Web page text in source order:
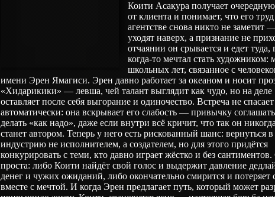
Коити Асакура получает
от клиента и понимает, что его труд
агентстве снова никто не заметит
уходят наверх, а признание не
отчаянии он срывается и едет туда,
когда‑то мечтал стать художником:
школьных лет, связанное с
имени Эрен Ямагиси. Эрен давно работает за океаном и носит
«Хидарикики» — левша, чей талант выглядит как чудо, но на деле
оставляет после себя выгорание и одиночество. Встреча не
автоматически: она вскрывает его слабость — привычку
делать «как надо», даже если внутри всё кричит, что так он
станет автором. Теперь у него есть рискованный шанс: вернуться в
индустрию не исполнителем, а создателем, но для этого придётся
конкурировать с теми, кто давно играет жёстко и без сантиментов.
проста: либо Коити найдёт свой голос и выдержит давление
денег и чужих ожиданий, либо окончательно смирится и потеряет
вместе с мечтой. И когда Эрен предлагает путь, который может